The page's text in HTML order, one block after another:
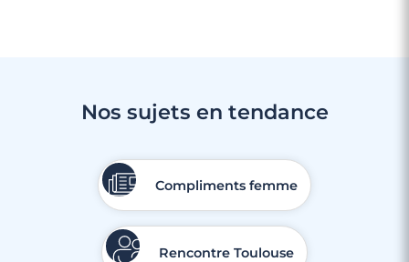
Nos sujets en tendance
Compliments femme
Rencontre Toulouse